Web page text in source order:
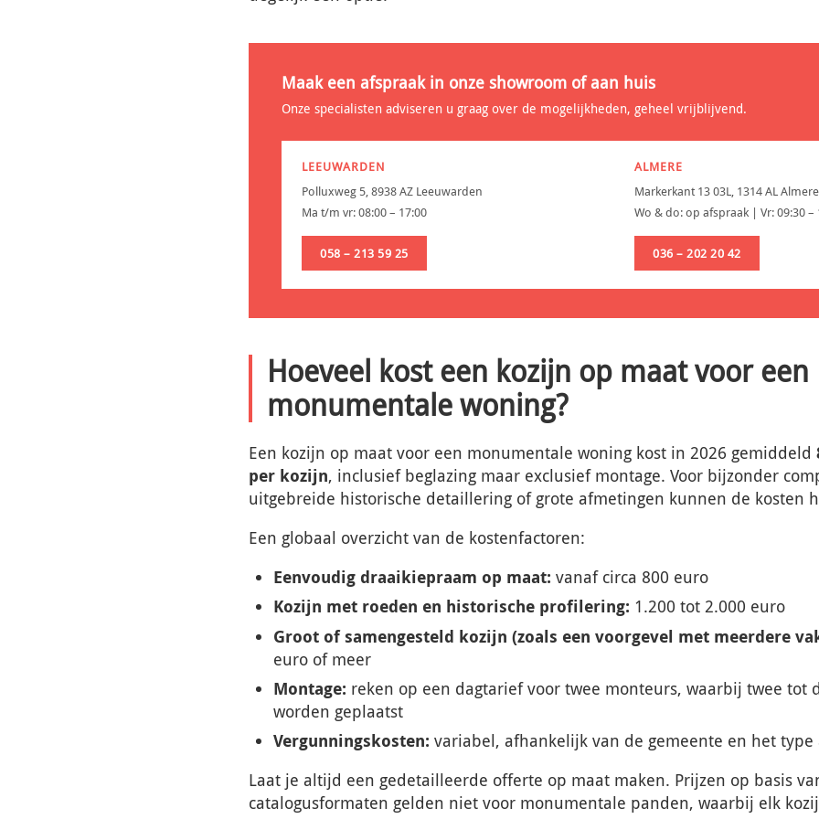
Maak een afspraak in onze showroom of aan huis
Onze specialisten adviseren u graag over de mogelijkheden, geheel vrijblijvend.
LEEUWARDEN
Polluxweg 5, 8938 AZ Leeuwarden
Ma t/m vr: 08:00 – 17:00
058 – 213 59 25
ALMERE
Markerkant 13 03L, 1314 AL Almere
Wo & do: op afspraak | Vr: 09:30 –
036 – 202 20 42
Hoeveel kost een kozijn op maat voor een
monumentale woning?
Een kozijn op maat voor een monumentale woning kost in 2026 gemiddeld
per kozijn, inclusief beglazing maar exclusief montage. Voor bijzonder
uitgebreide historische detaillering of grote afmetingen kunnen de kosten
Een globaal overzicht van de kostenfactoren:
Eenvoudig draaikiepraam op maat: vanaf circa 800 euro
Kozijn met roeden en historische profilering: 1.200 tot 2.000 euro
Groot of samengesteld kozijn (zoals een voorgevel met meerdere
euro of meer
Montage: reken op een dagtarief voor twee monteurs, waarbij twee tot
worden geplaatst
Vergunningskosten: variabel, afhankelijk van de gemeente en het type
Laat je altijd een gedetailleerde offerte op maat maken. Prijzen op basis
catalogusformaten gelden niet voor monumentale panden, waarbij elk